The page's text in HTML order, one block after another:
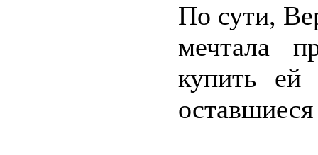
По сути,
мечтала
купить ей